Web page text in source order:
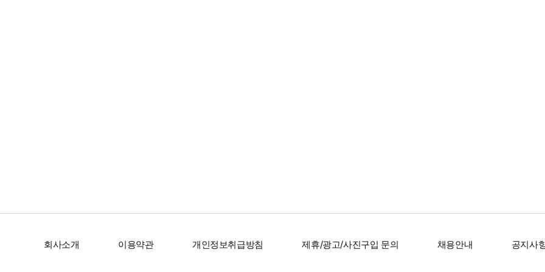
회사소개 이용약관 개인정보취급방침 제휴/광고/사진구입 문의 채용안내 공지사